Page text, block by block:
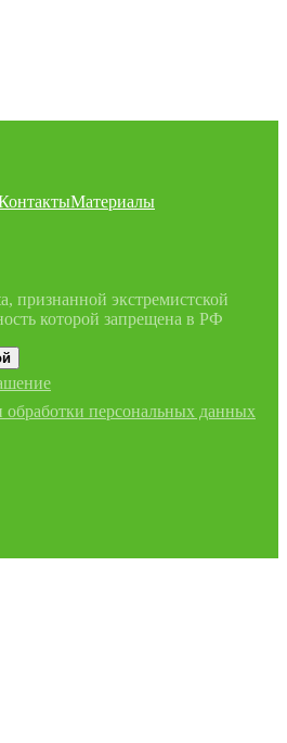
Материалы
признанной экстремистской
которой запрещена в РФ
персональных данных